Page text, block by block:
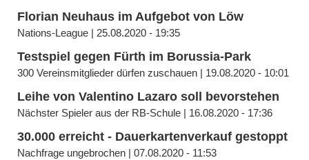
Florian Neuhaus im Aufgebot von Löw
Nations-League | 25.08.2020 - 19:35
Testspiel gegen Fürth im Borussia-Park
300 Vereinsmitglieder dürfen zuschauen | 19.08.2020 - 10:01
Leihe von Valentino Lazaro soll bevorstehen
Nächster Spieler aus der RB-Schule | 16.08.2020 - 17:36
30.000 erreicht - Dauerkartenverkauf gestoppt
Nachfrage ungebrochen | 07.08.2020 - 11:53